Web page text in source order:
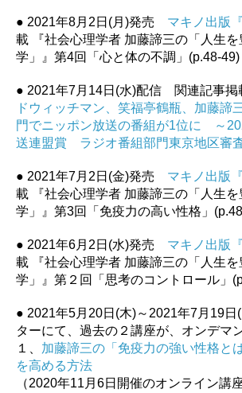
● 2021年8月2日(月)発売 マキノ出版
載 『社会心理学者 加藤諦三の「人生
学」』第4回「心と体の不調」(p.48-49)
● 2021年7月14日(水)配信 関連記事
ドウィッチマン、笑福亭鶴瓶、加藤
門でニッポン放送の番組が1位に ～
送連盟賞 ラジオ番組部門東京地区審査
● 2021年7月2日(金)発売 マキノ出版
載 『社会心理学者 加藤諦三の「人生
学」』第3回「免疫力の高い性格」
● 2021年6月2日(水)発売 マキノ出版
載 『社会心理学者 加藤諦三の「人生
学」』第２回「思考のコントロール」
● 2021年5月20日(木)～2021年7月19日
ターにて、過去の２講座が、オンデマ
１、 加藤諦三の「免疫力の強い性格と
を高める方法
（2020年11月6日開催のオンライン講